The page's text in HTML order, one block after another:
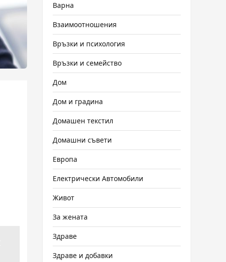
Варна
Взаимоотношения
Връзки и психология
Връзки и семейство
Дом
Дом и градина
Домашен текстил
Домашни съвети
Европа
Електрически Автомобили
Живот
За жената
Здраве
Здраве и добавки